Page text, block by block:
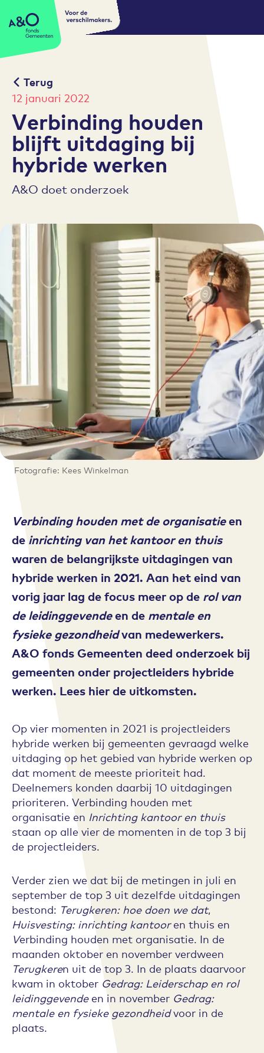
A&O fonds Gemeenten
Voor de
verschilmakers.
Terug
12 januari 2022
Verbinding houden
blijft uitdaging bij
hybride werken
A&O doet onderzoek
Fotografie: Kees Winkelman
Verbinding houden met de organisatieen
de inrichting van het kantoor en thuis
waren de belangrijkste uitdagingen van
hybride werken in 2021. Aan het eind van
vorig jaar lag de focus meer op de rol van
de leidinggevendeen de mentale en
fysieke gezondheidvan medewerkers.
A&O fonds Gemeenten deed onderzoek bij
gemeenten onder projectleiders hybride
werken. Lees hier de uitkomsten.
Op vier momenten in 2021 is projectleiders
hybride werken bij gemeenten gevraagd welke
uitdaging op het gebied van hybride werken op
dat moment de meeste prioriteit had.
Deelnemers konden daarbij 10 uitdagingen
prioriteren. Verbinding houden met
organisatie en Inrichting kantoor en thuis
staan op alle vier de momenten in de top 3 bij
de projectleiders.
Verder zien we dat bij de metingen in juli en
september de top 3 uit dezelfde uitdagingen
bestond: Terugkeren: hoe doen we dat,
Huisvesting: inrichting kantooren thuis en
Verbinding houden met organisatie. In de
maanden oktober en november verdween
Terugkeren uit de top 3. In de plaats daarvoor
kwam in oktober Gedrag: Leiderschap en rol
leidinggevendeen in november Gedrag:
mentale en fysieke gezondheidvoor in de
plaats.